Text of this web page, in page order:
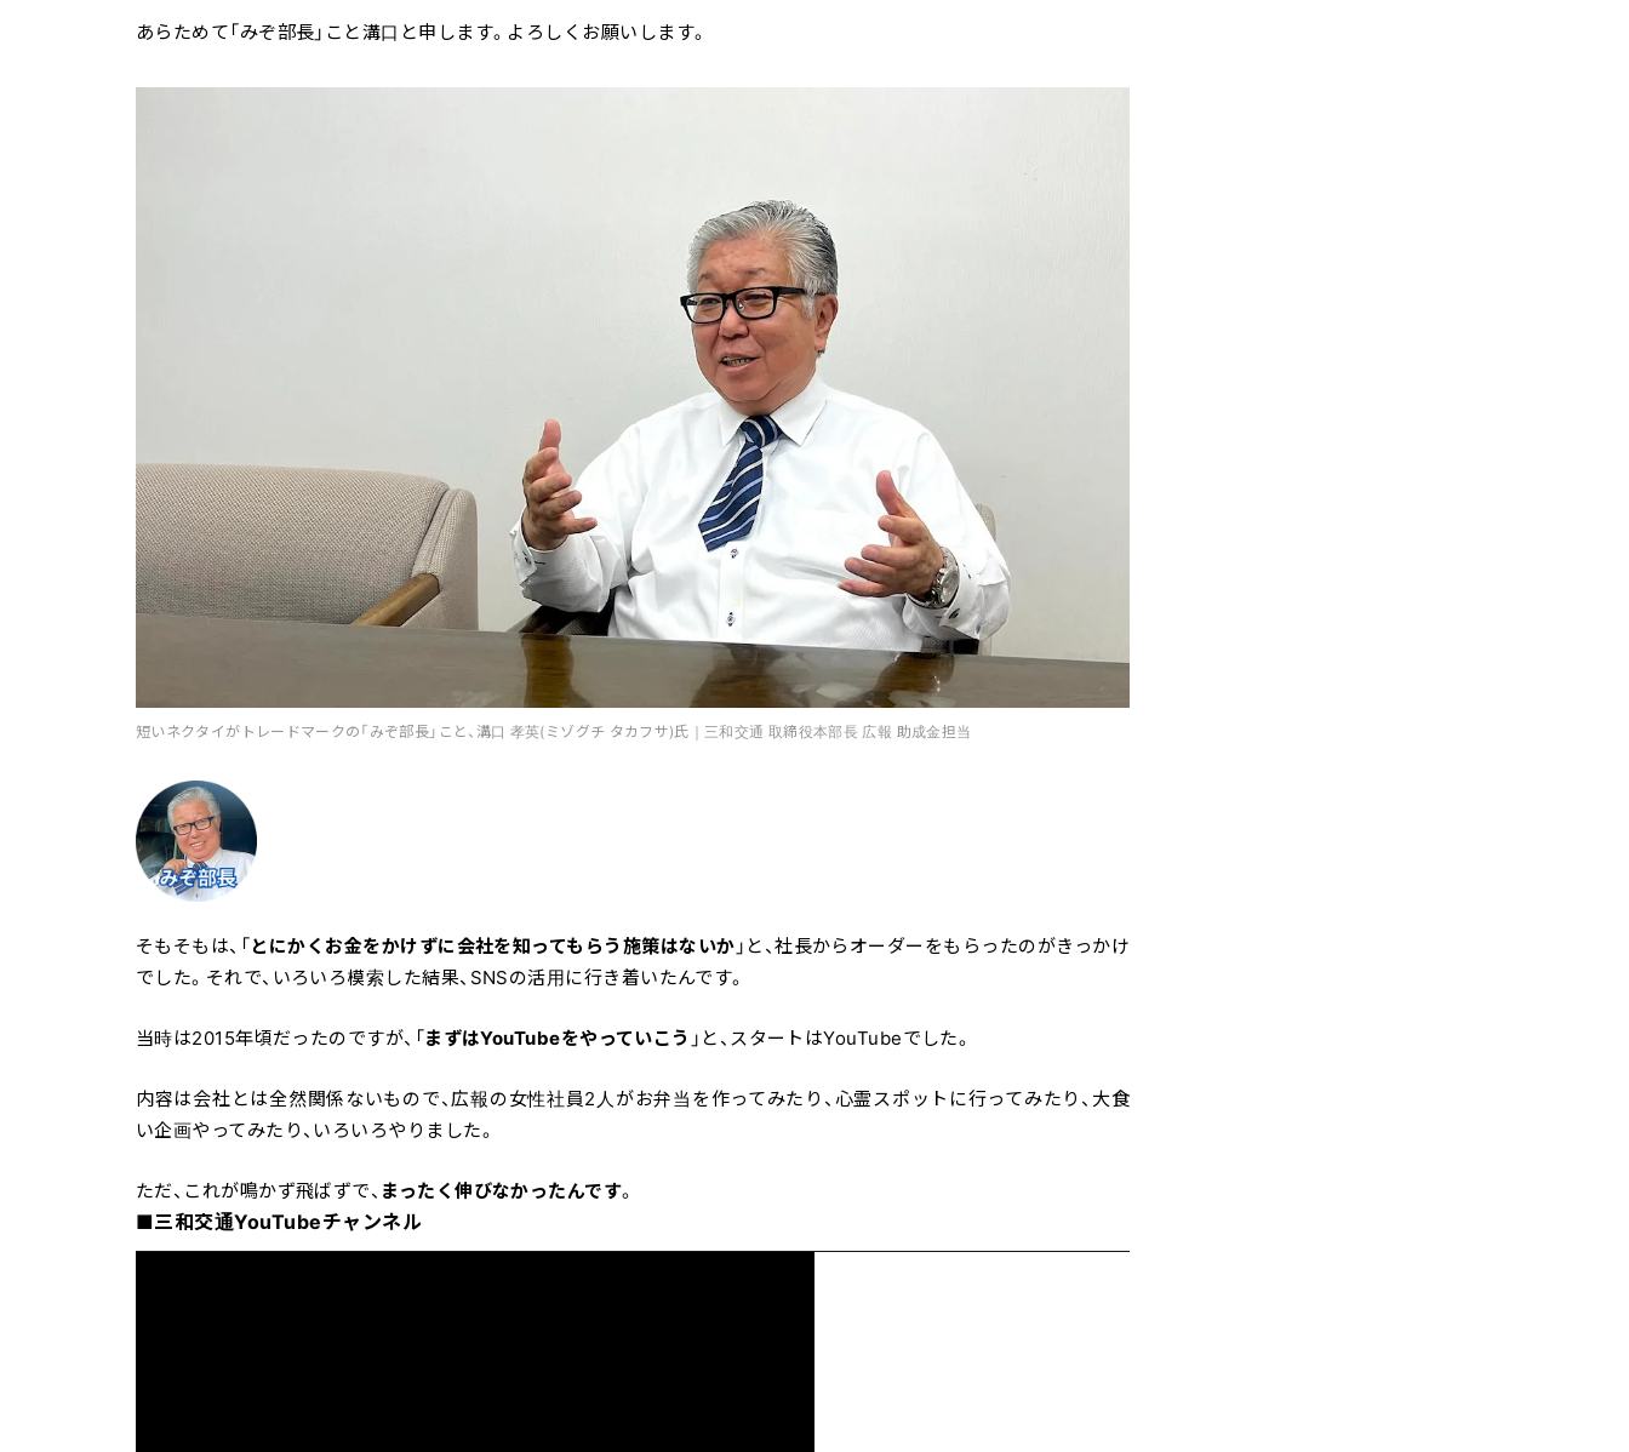
あらためて「みぞ部長」こと溝口と申します。よろしくお願いします。
短いネクタイがトレードマークの「みぞ部長」こと、溝口 孝英(ミゾグチ タカフサ)氏｜三和交通 取締役本部長 広報 助成金担当
そもそもは、「とにかくお金をかけずに会社を知ってもらう施策はないか 」と、社長からオーダーをもらったのがきっかけ
でした。それで、いろいろ模索した結果、SNSの活用に行き着いたんです。
当時は2015年頃だったのですが、「まずはYouTubeをやっていこう 」と、スタートはYouTubeでした。
内容は会社とは全然関係ないもので、広報の女性社員2人がお弁当を作ってみたり、心霊スポットに行ってみたり、大食
い企画やってみたり、いろいろやりました。
ただ、これが鳴かず飛ばずで、 まったく伸びなかったんです。
■三和交通YouTubeチャンネル